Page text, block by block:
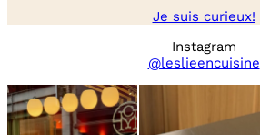
Je suis curieux!
Instagram
@leslieencuisine